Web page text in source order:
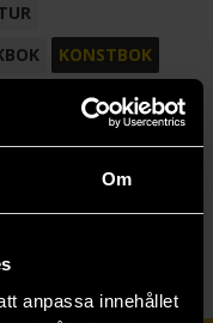
Om
anpassa innehållet
KONSTBOK
NOVELL
TECKNAD SERIE